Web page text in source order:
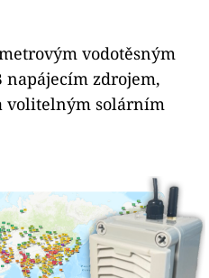
vodotěsným
napájecím zdrojem,
volitelným solárním